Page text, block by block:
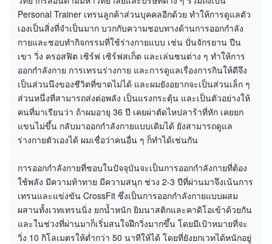
Personal Trainer เทรนลูกค้าส่วนบุคคลอีกด้วย ทำให้การดูแลตัว
เองเป็นสิ่งที่จำเป็นมาก บวกกับความชอบทางด้านการออกกำลัง
กายและชอบทำกิจกรรมที่ใช้ร่างกายแบบ เช่น ปั่นจักรยาน ปีน
เขา วิ่ง ครอสฟิต เซิร์ฟ เซิร์ฟสเก็ต และเล่นซนต่าง ๆ ทำให้การ
ออกกำลังกาย การเทรนร่างกาย และการดูแลเรื่องการกินให้ดีจึง
เป็นส่วนนึงของชีวิตที่ขาดไม่ได้ และผมยังอยากจะเป็นส่วนเล็ก ๆ
ส่วนหนึ่งที่สามารถส่งต่อพลัง เป็นแรงกระตุ้น และเป็นตัวอย่างให้
คนที่มาเรียนว่า ถ้าผมอายุ 36 ปี เคยผ่าตัดไหปลาร้าที่หัก เคยยก
แขนไม่ขึ้น กลับมาออกกำลังกายแบบเดิมได้ ยังสามารถดูแล
ร่างกายตัวเองได้ ผมเชื่อว่าคนอื่น ๆ ก็ทำได้เช่นกัน
การออกกำลังกายที่ชอบในปัจจุบันจะเป็นการออกกำลังกายที่ต้อง
ใช้พลัง มีความท้าทาย มีความสนุก ช่วง 2-3 ปีที่ผ่านมาจึงเน้นการ
เทรนและแข่งขัน CrossFit ซึ่งเป็นการออกกำลังกายแบบผสม
ผสานทั้งเวทเทรนนิ่ง ยกน้ำหนัก ยิมนาสติกและคาดิโอเข้าด้วยกัน
และในช่วงที่ผ่านมาก็เริ่มสนใจฝึกวิ่งมากขึ้น โดยมีเป้าหมายที่จะ
วิ่ง 10 กิโลเมตรให้ต่ำกว่า 50 นาทีให้ได้ โดยที่ยังยกเวทได้หนักอยู่